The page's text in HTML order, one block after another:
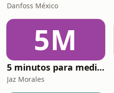
Danfoss México
5M
5 minutos para meditar con Dios
Jaz Morales